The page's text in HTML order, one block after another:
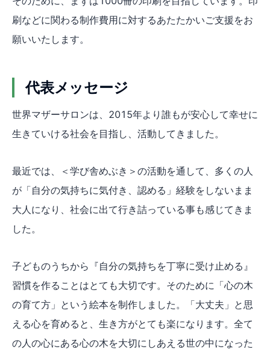
刷などに関わる制作費用に対するあたたかいご支援をお
願いいたします。
代表メッセージ
世界マザーサロンは、2015年より誰もが安心して幸せに
生きていける社会を目指し、活動してきました。
最近では、＜学び舎めぶき＞の活動を通して、多くの人
が「自分の気持ちに気付き、認める」経験をしないまま
大人になり、社会に出て行き詰っている事も感じてきま
した。
子どものうちから『自分の気持ちを丁寧に受け止める』
習慣を作ることはとても大切です。そのために「心の木
の育て方」という絵本を制作しました。「大丈夫」と思
える心を育めると、生き方がとても楽になります。全て
の人の心にある心の木を大切にしあえる世の中になった